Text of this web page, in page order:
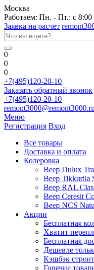
Москва
Работаем: Пн. - Пт.: с 8:00
Заявка на расчет
0
0
0
+7(495)120-20-10
Заказать обратный звонок
+7(495)120-20-10
remont3000@remont3000.ru
Меню
Регистрация Вход
Все товары
Доставка и оплата
Колеровка
Веер Dulux
Веер Tikkurila
Веер RAL
Веер Ceresit
Веер NCS
Акции
Бесплатная
Хватит
Бесплатная
Дешевле
Кэшбэк
Горячие